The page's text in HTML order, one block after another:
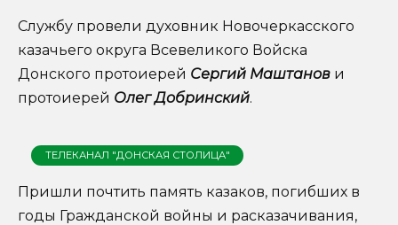
Службу провели духовник Новочеркасского
казачьего округа Всевеликого Войска
Донского протоиерей Сергий Маштанов и
протоиерей Олег Добринский.
ТЕЛЕКАНАЛ "ДОНСКАЯ СТОЛИЦА"
Пришли почтить память казаков, погибших в
годы Гражданской войны и расказачивания,